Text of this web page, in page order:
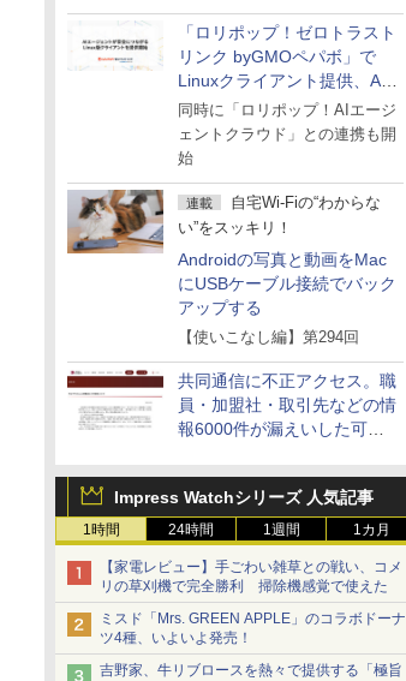
「ロリポップ！ゼロトラスト
リンク byGMOペパボ」で
Linuxクライアント提供、AI
エージェントの接続が容易に
同時に「ロリポップ！AIエージ
ェントクラウド」との連携も開
始
連載
自宅Wi-Fiの“わからな
い”をスッキリ！
Androidの写真と動画をMac
にUSBケーブル接続でバック
アップする
【使いこなし編】第294回
共同通信に不正アクセス。職
員・加盟社・取引先などの情
報6000件が漏えいした可能
Impress Watchシリーズ 人気記事
1時間 24時間 1週間 1カ月
【家電レビュー】手ごわい雑草との戦い、コメ
リの草刈機で完全勝利 掃除機感覚で使えた
ミスド「Mrs. GREEN APPLE」のコラボドーナ
ツ4種、いよいよ発売！
吉野家、牛リブロースを熱々で提供する「極旨